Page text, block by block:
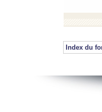
Index du